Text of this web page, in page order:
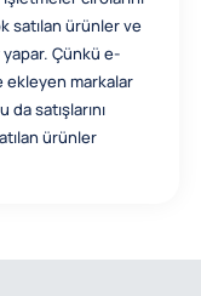
satılan ürünler ve
Çünkü e-
markalar
satışlarını
ürünler